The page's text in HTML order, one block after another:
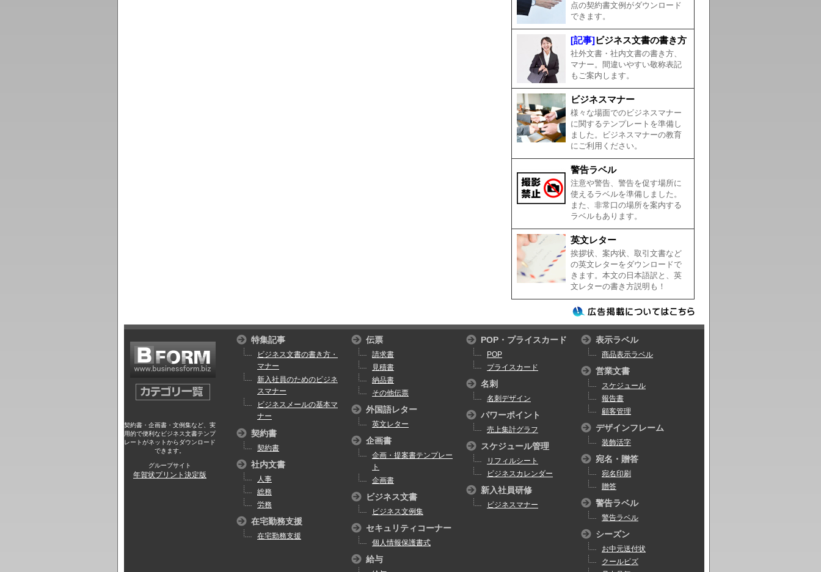
点の契約書文例がダウンロード
できます。
[記事] ビジネス文書の書き方
社外文書・社内文書の書き方、
マナー。間違いやすい敬称表記
もご案内します。
ビジネスマナー
様々な場面でのビジネスマナー
に関するテンプレートを準備し
ました。ビジネスマナーの教育
にご利用ください。
警告ラベル
注意や警告、警告を促す場所に
使えるラベルを準備しました。
また、非常口の場所を案内する
ラベルもあります。
英文レター
挨拶状、案内状、取引文書など
の英文レターをダウンロードで
きます。本文の日本語訳と、英
文レターの書き方説明も！
契約書・企画書・文例集など、実
用的で便利なビジネス文書テンプ
レートがネットからダウンロード
できます。
グループサイト
年賀状プリント決定版
特集記事
ビジネス文書の書き方・
マナー
新入社員のためのビジネ
スマナー
ビジネスメールの基本マ
ナー
契約書
契約書
社内文書
人事
総務
労務
在宅勤務支援
在宅勤務支援
伝票
請求書
見積書
納品書
その他伝票
外国語レター
英文レター
企画書
企画・提案書テンプレー
ト
企画書
ビジネス文書
ビジネス文例集
セキュリティコーナー
個人情報保護書式
給与
POP・プライスカード
POP
プライスカード
名刺
名刺デザイン
パワーポイント
売上集計グラフ
スケジュール管理
リフィルシート
ビジネスカレンダー
新入社員研修
ビジネスマナー
表示ラベル
商品表示ラベル
営業文書
スケジュール
報告書
顧客管理
デザインフレーム
装飾活字
宛名・贈答
宛名印刷
贈答
警告ラベル
警告ラベル
シーズン
お中元送付状
クールビズ